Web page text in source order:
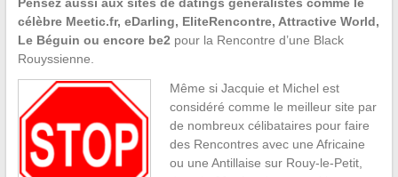
célèbre Meetic.fr, eDarling, EliteRencontre, Attractive World,
Le Béguin ou encore be2 pour la Rencontre d’une Black
Rouyssienne.
Même si Jacquie et Michel est
considéré comme le meilleur site par
de nombreux célibataires pour faire
des Rencontres avec une Africaine
ou une Antillaise sur Rouy-le-Petit,